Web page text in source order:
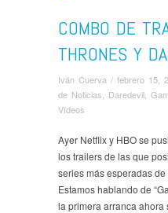
COMBO DE
THRONES Y
Iván Cuerva / febrero 15,
de Noticias
Daredevil
Ví­deos
Ayer Netflix y HBO se
los trailers de las que
series más esperadas
Estamos hablando de
la primera arranca ahora